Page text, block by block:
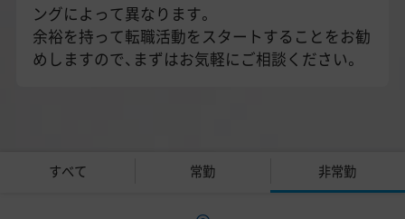
ングによって異なります。
余裕を持って転職活動をスタートすることをお勧
めしますので、まずはお気軽にご相談ください。
すべて 常勤 非常勤